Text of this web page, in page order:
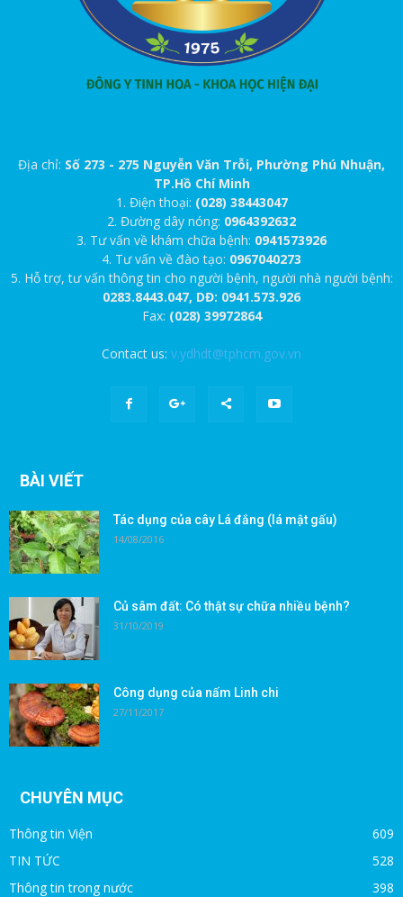
Địa chỉ: Số 273 - 275 Nguyễn Văn Trỗi, Phường Phú Nhuận,
TP.Hồ Chí Minh
1. Điện thoại: (028) 38443047
2. Đường dây nóng: 0964392632
3. Tư vấn về khám chữa bệnh: 0941573926
4. Tư vấn về đào tạo: 0967040273
5. Hỗ trợ, tư vấn thông tin cho người bệnh, người nhà người bệnh:
0283.8443.047, DĐ: 0941.573.926
Fax: (028) 39972864
Contact us: v.ydhdt@tphcm.gov.vn
BÀI VIẾT
Tác dụng của cây Lá đắng (lá mật gấu)
14/08/2016
Củ sâm đất: Có thật sự chữa nhiều bệnh?
31/10/2019
Công dụng của nấm Linh chi
27/11/2017
CHUYÊN MỤC
Thông tin Viện
609
TIN TỨC
528
Thông tin trong nước
398